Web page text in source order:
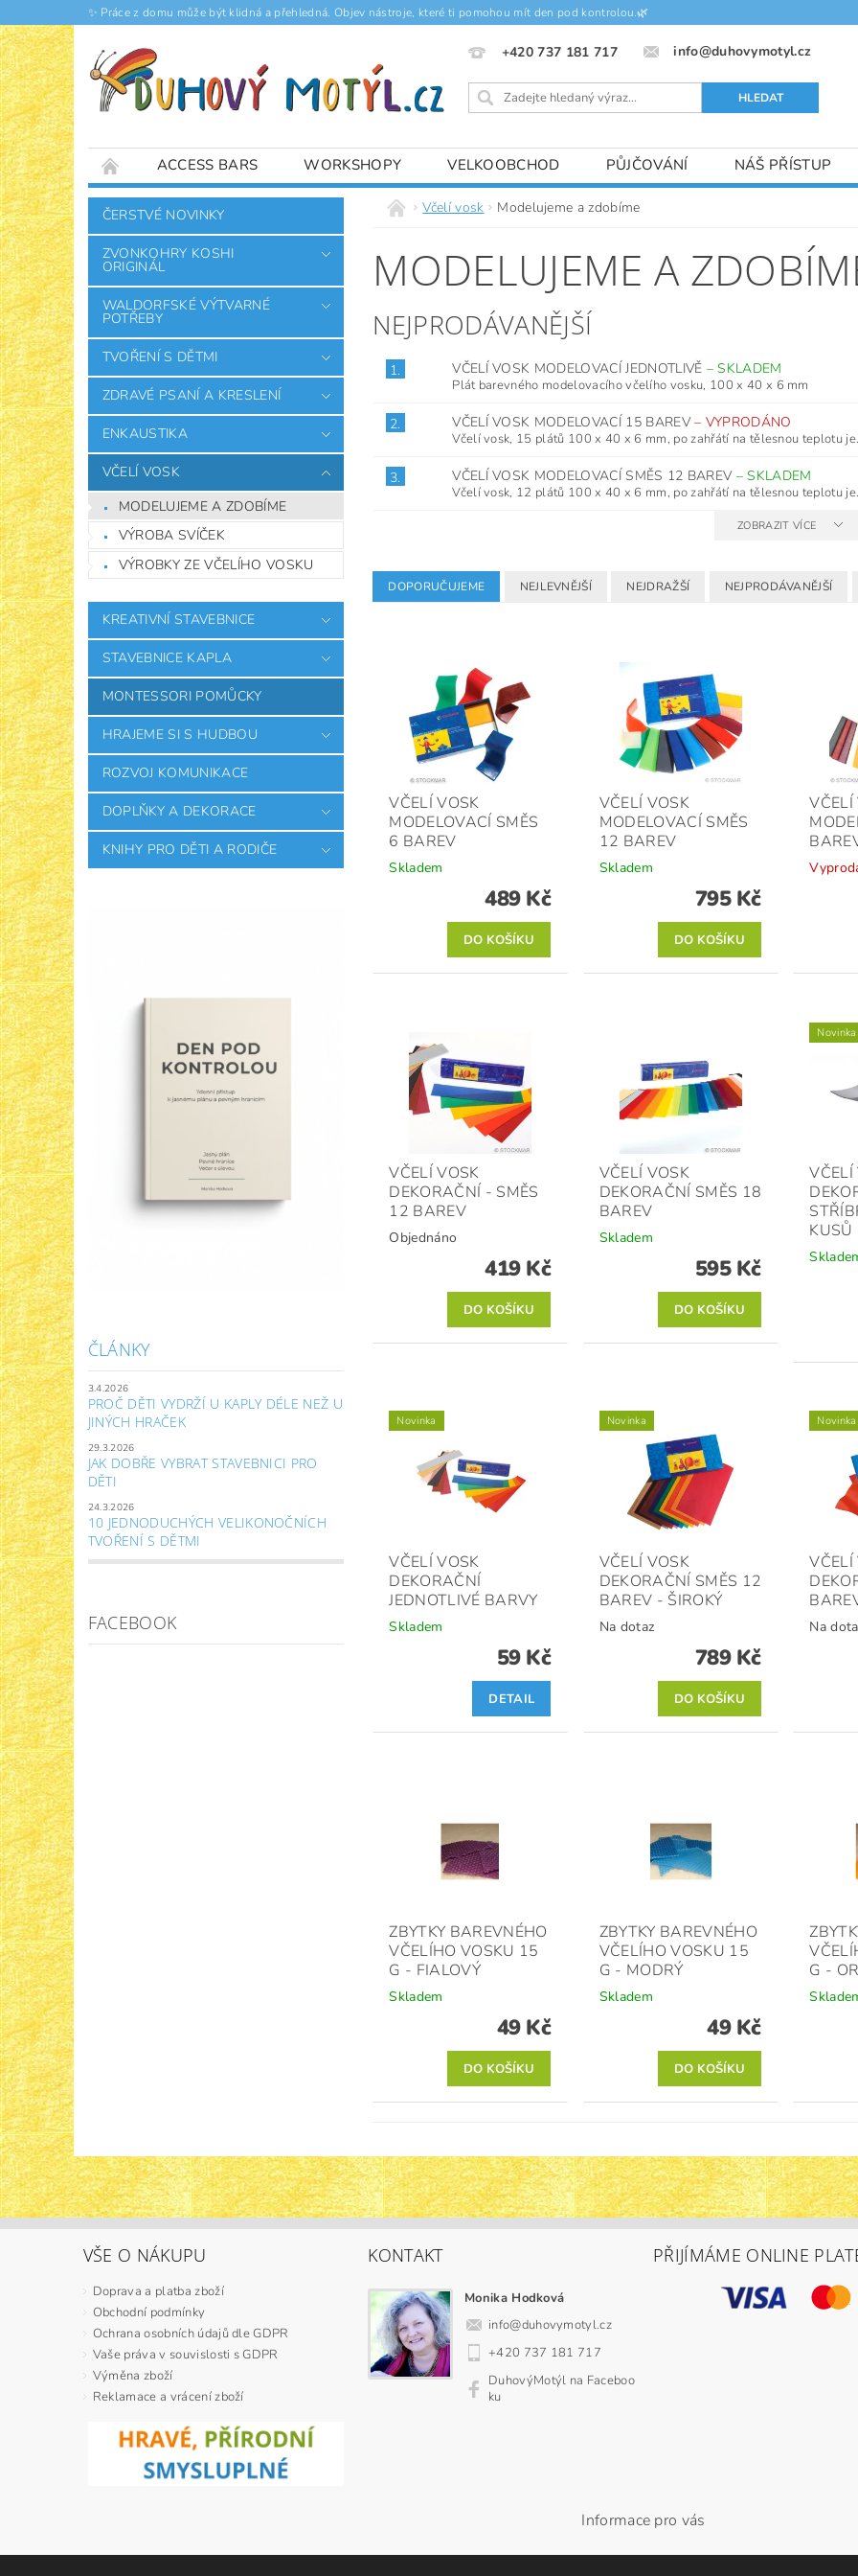
✨ Práce z domu může být klidná a přehledná. Objev nástroje, které ti pomohou mít den pod kontrolou.🌿
+420 737 181 717 info@duhovymotyl.cz
ACCESS BARS WORKSHOPY VELKOOBCHOD PŮJČOVÁNÍ
NÁŠ PŘÍSTUP
ČLÁNKY
ČERSTVÉ NOVINKY
ZVONKOHRY KOSHI
ORIGINÁL
WALDORFSKÉ VÝTVARNÉ
POTŘEBY
TVOŘENÍ S DĚTMI
ZDRAVÉ PSANÍ A KRESLENÍ
ENKAUSTIKA
VČELÍ VOSK
MODELUJEME A ZDOBÍME
VÝROBA SVÍČEK
VÝROBKY ZE VČELÍHO VOSKU
KREATIVNÍ STAVEBNICE
STAVEBNICE KAPLA
MONTESSORI POMŮCKY
HRAJEME SI S HUDBOU
ROZVOJ KOMUNIKACE
DOPLŇKY A DEKORACE
KNIHY PRO DĚTI A RODIČE
ČLÁNKY
3.4.2026
PROČ DĚTI VYDRŽÍ U KAPLY DÉLE NEŽ U
JINÝCH HRAČEK
29.3.2026
JAK DOBŘE VYBRAT STAVEBNICI PRO
DĚTI
24.3.2026
10 JEDNODUCHÝCH VELIKONOČNÍCH
TVOŘENÍ S DĚTMI
FACEBOOK
Včelí vosk Modelujeme a zdobíme
MODELUJEME A
NEJPRODÁVANĚJŠÍ
1. VČELÍ VOSK MODELOVACÍ JEDNOTLIVĚ –SKLADEM
Plát barevného modelovacího včelího vosku, 100 x 40 x 6 mm
2. VČELÍ VOSK MODELOVACÍ 15 BAREV– VYPRODÁNO
Včelí vosk, 15 plátů 100 x 40 x 6 mm, po zahřátí na tělesnou teplotu
3. VČELÍ VOSK MODELOVACÍ SMĚS 12 BAREV –SKLADEM
Včelí vosk, 12 plátů 100 x 40 x 6 mm, po zahřátí na tělesnou teplotu
ZOBRAZIT VÍCE
DOPORUČUJEME NEJLEVNĚJŠÍ NEJDRAŽŠÍ NEJPRODÁVANĚJŠÍ
VČELÍ VOSK
MODELOVACÍ SMĚS
6 BAREV
Skladem
489 Kč
VČELÍ VOSK
MODELOVACÍ SMĚS
12 BAREV
Skladem
795 Kč
VČELÍ
VČELÍ VOSK
DEKORAČNÍ - SMĚS
12 BAREV
Objednáno
419 Kč
VČELÍ VOSK
DEKORAČNÍ SMĚS 18
BAREV
Skladem
595 Kč
Novinka
VČELÍ
KUSŮ
Novinka
VČELÍ VOSK
DEKORAČNÍ
JEDNOTLIVÉ BARVY
Skladem
59 Kč
DETAIL
Novinka
VČELÍ VOSK
DEKORAČNÍ SMĚS 12
BAREV - ŠIROKÝ
Na dotaz
789 Kč
Novinka
VČELÍ
Na
ZBYTKY BAREVNÉHO
VČELÍHO VOSKU 15
G - FIALOVÝ
Skladem
49 Kč
ZBYTKY BAREVNÉHO
VČELÍHO VOSKU 15
G - MODRÝ
Skladem
49 Kč
G -
VŠE O NÁKUPU
Doprava a platba zboží
Obchodní podmínky
Ochrana osobních údajů dle GDPR
Vaše práva v souvislosti s GDPR
Výměna zboží
Reklamace a vrácení zboží
KONTAKT
Monika Hodková
info@duhovymotyl.cz
+420 737 181 717
DuhovýMotýl na Faceboo
ku
PŘIJÍMÁME ONLINE
Informace pro vás